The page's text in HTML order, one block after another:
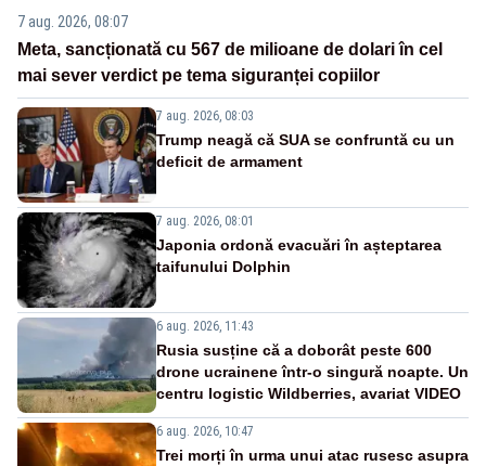
7 aug. 2026, 08:07
Meta, sancționată cu 567 de milioane de dolari în cel
mai sever verdict pe tema siguranței copiilor
7 aug. 2026, 08:03
Trump neagă că SUA se confruntă cu un
deficit de armament
7 aug. 2026, 08:01
Japonia ordonă evacuări în așteptarea
taifunului Dolphin
6 aug. 2026, 11:43
Rusia susține că a doborât peste 600
drone ucrainene într-o singură noapte. Un
centru logistic Wildberries, avariat VIDEO
6 aug. 2026, 10:47
Trei morți în urma unui atac rusesc asupra